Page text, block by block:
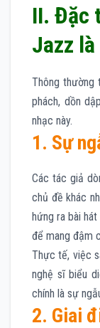
II. Đặc
Jazz
Thông
phách, dồn
nhạc này.
1. Sự
Các tác giả
chủ đề khác
hứng ra bài
để mang đậm
Thực tế, việc
nghệ sĩ biểu
chính là sự
2. Giai